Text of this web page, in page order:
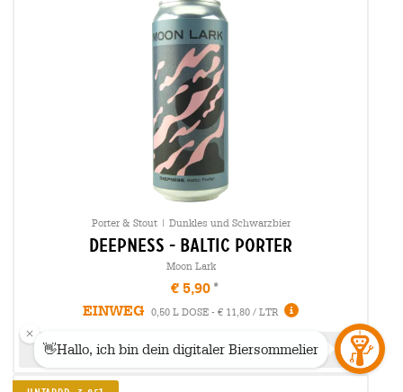
Porter & Stout | Dunkles und Schwarzbier
deepness - baltic porter
Moon Lark
€ 5,90
EINWEG
0,50 L DOSE - € 11,80 / LTR
Ausverkauft